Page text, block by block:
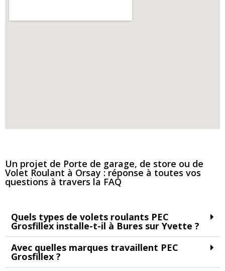
Un projet de Porte de garage, de store ou de
Volet Roulant à Orsay : réponse à toutes vos
questions à travers la FAQ
Quels types de volets roulants PEC
Grosfillex installe-t-il à Bures sur Yvette ?
Avec quelles marques travaillent PEC
Grosfillex ?